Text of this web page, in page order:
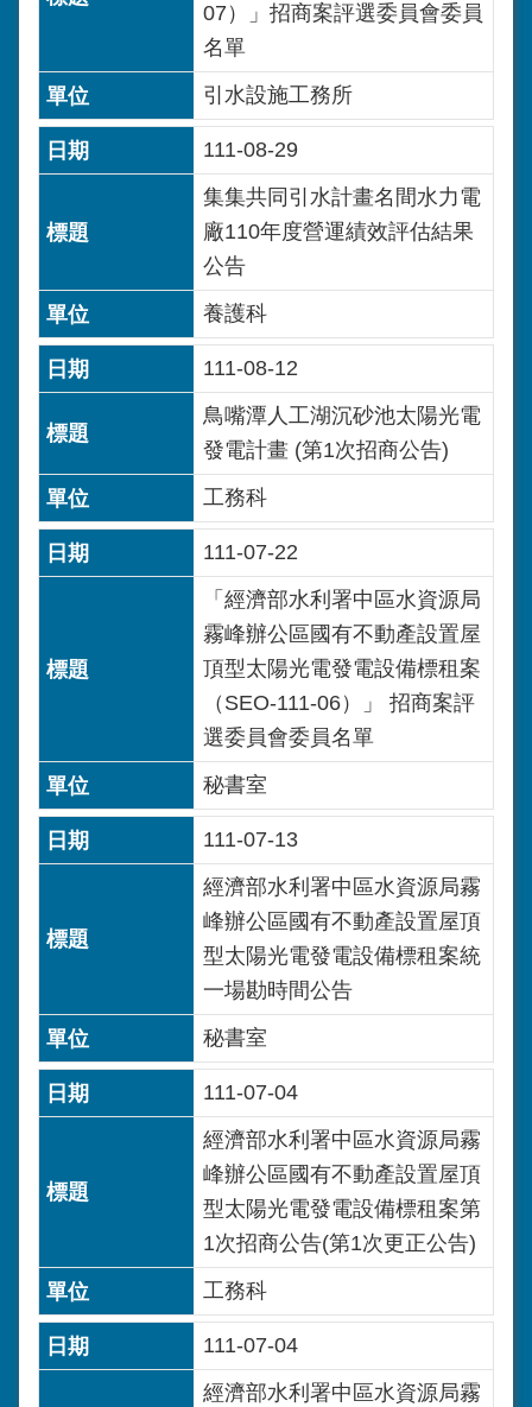
07）」招商案評選委員會委員
名單
引水設施工務所
111-08-29
集集共同引水計畫名間水力電
廠110年度營運績效評估結果
公告
養護科
111-08-12
鳥嘴潭人工湖沉砂池太陽光電
發電計畫 (第1次招商公告)
工務科
111-07-22
「經濟部水利署中區水資源局
霧峰辦公區國有不動產設置屋
頂型太陽光電發電設備標租案
（SEO-111-06）」 招商案評
選委員會委員名單
秘書室
111-07-13
經濟部水利署中區水資源局霧
峰辦公區國有不動產設置屋頂
型太陽光電發電設備標租案統
一場勘時間公告
秘書室
111-07-04
經濟部水利署中區水資源局霧
峰辦公區國有不動產設置屋頂
型太陽光電發電設備標租案第
1次招商公告(第1次更正公告)
工務科
111-07-04
經濟部水利署中區水資源局霧